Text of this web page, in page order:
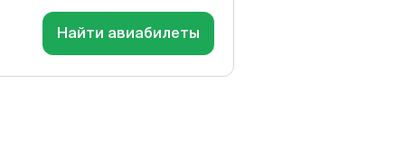
Найти авиабилеты